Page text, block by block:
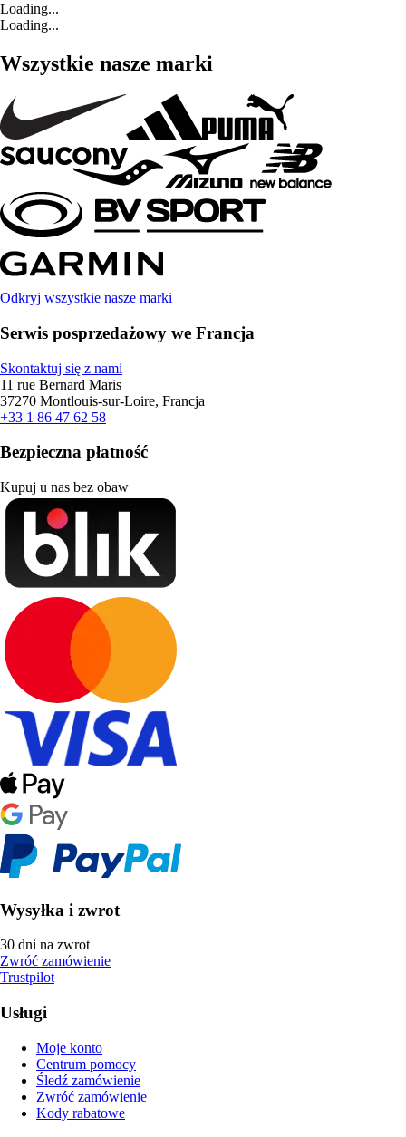
Loading...
Loading...
Wszystkie nasze marki
Odkryj wszystkie nasze marki
Serwis posprzedażowy we Francja
Skontaktuj się z nami
11 rue Bernard Maris
37270 Montlouis-sur-Loire, Francja
+33 1 86 47 62 58
Bezpieczna płatność
Kupuj u nas bez obaw
Wysyłka i zwrot
30 dni na zwrot
Zwróć zamówienie
Trustpilot
Usługi
Moje konto
Centrum pomocy
Śledź zamówienie
Zwróć zamówienie
Kody rabatowe